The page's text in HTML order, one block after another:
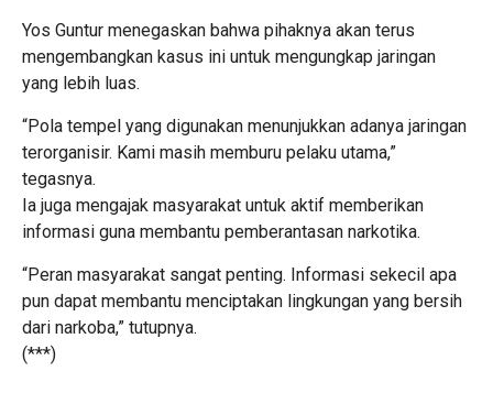
Yos Guntur menegaskan bahwa pihaknya akan terus
mengembangkan kasus ini untuk mengungkap jaringan
yang lebih luas.
“Pola tempel yang digunakan menunjukkan adanya jaringan
terorganisir. Kami masih memburu pelaku utama,”
tegasnya.
Ia juga mengajak masyarakat untuk aktif memberikan
informasi guna membantu pemberantasan narkotika.
“Peran masyarakat sangat penting. Informasi sekecil apa
pun dapat membantu menciptakan lingkungan yang bersih
dari narkoba,” tutupnya.
(***)